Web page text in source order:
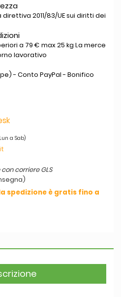
2011/83/UE sui diritti dei
a 79 € max 25 kg La merce
lavorativo
- Conto PayPal - Bonifico
a Sab)
corriere GLS
spedizione è gratis fino a